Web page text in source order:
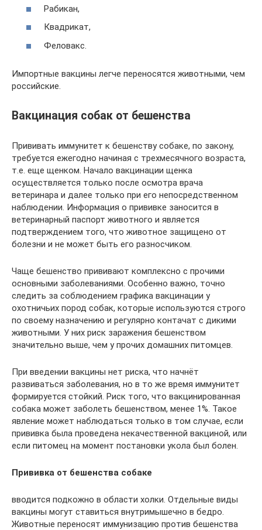
Рабикан,
Квадрикат,
Феловакс.
Импортные вакцины легче переносятся животными, чем
российские.
Вакцинация собак от бешенства
Прививать иммунитет к бешенству собаке, по закону,
требуется ежегодно начиная с трехмесячного возраста,
т.е. еще щенком. Начало вакцинации щенка
осуществляется только после осмотра врача
ветеринара и далее только при его непосредственном
наблюдении. Информация о прививке заносится в
ветеринарный паспорт животного и является
подтверждением того, что животное защищено от
болезни и не может быть его разносчиком.
Чаще бешенство прививают комплексно с прочими
основными заболеваниями. Особенно важно, точно
следить за соблюдением графика вакцинации у
охотничьих пород собак, которые используются строго
по своему назначению и регулярно контачат с дикими
животными. У них риск заражения бешенством
значительно выше, чем у прочих домашних питомцев.
При введении вакцины нет риска, что начнёт
развиваться заболевания, но в то же время иммунитет
формируется стойкий. Риск того, что вакцинированная
собака может заболеть бешенством, менее 1%. Такое
явление может наблюдаться только в том случае, если
прививка была проведена некачественной вакциной, или
если питомец на момент постановки укола был болен.
Прививка от бешенства собаке
вводится подкожно в области холки. Отдельные виды
вакцины могут ставиться внутримышечно в бедро.
Животные переносят иммунизацию против бешенства